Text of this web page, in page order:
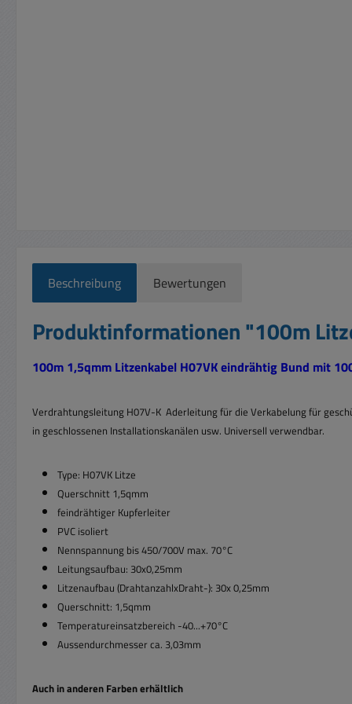
Beschreibung Bewertungen
Produktinformationen "100m
100m 1,5qmm Litzenkabel H07VK eindrähtig Bund mit
Verdrahtungsleitung H07V-K Aderleitung für die Verkabelung für
in geschlossenen Installationskanälen usw. Universell verwendbar.
Type: H07VK Litze
Querschnitt 1,5qmm
feindrähtiger Kupferleiter
PVC isoliert
Nennspannung bis 450/700V max. 70°C
Leitungsaufbau: 30x0,25mm
Litzenaufbau (DrahtanzahlxDraht-): 30x 0,25mm
Querschnitt: 1,5qmm
Temperatureinsatzbereich -40...+70°C
Aussendurchmesser ca. 3,03mm
Auch in anderen Farben erhältlich